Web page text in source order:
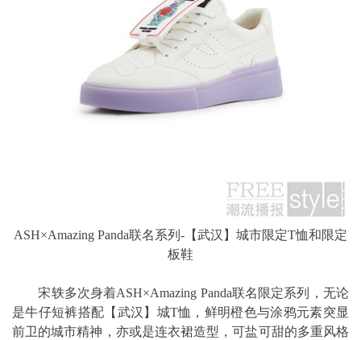
ASH×Amazing Panda联名系列-【武汉】城市限定T恤和限定
板鞋
宋轶多次身着ASH×Amazing Panda联名限定系列，无论
是牛仔短裤搭配【武汉】城T恤，鲜明橙色与涂鸦元素突显
前卫的城市精神，亦或是连衣裙造型，可盐可甜的多重风格